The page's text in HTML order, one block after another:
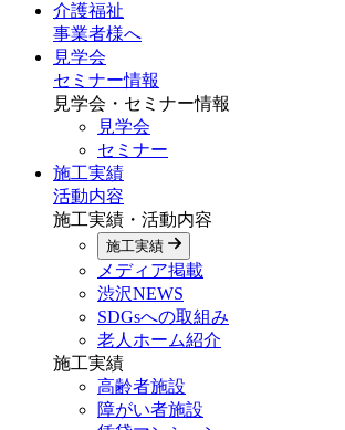
介護福祉
事業者様へ
見学会
セミナー情報
見学会・セミナー情報
見学会
セミナー
施工実績
活動内容
施工実績・活動内容
施工実績
メディア掲載
渋沢NEWS
SDGsへの取組み
老人ホーム紹介
施工実績
高齢者施設
障がい者施設